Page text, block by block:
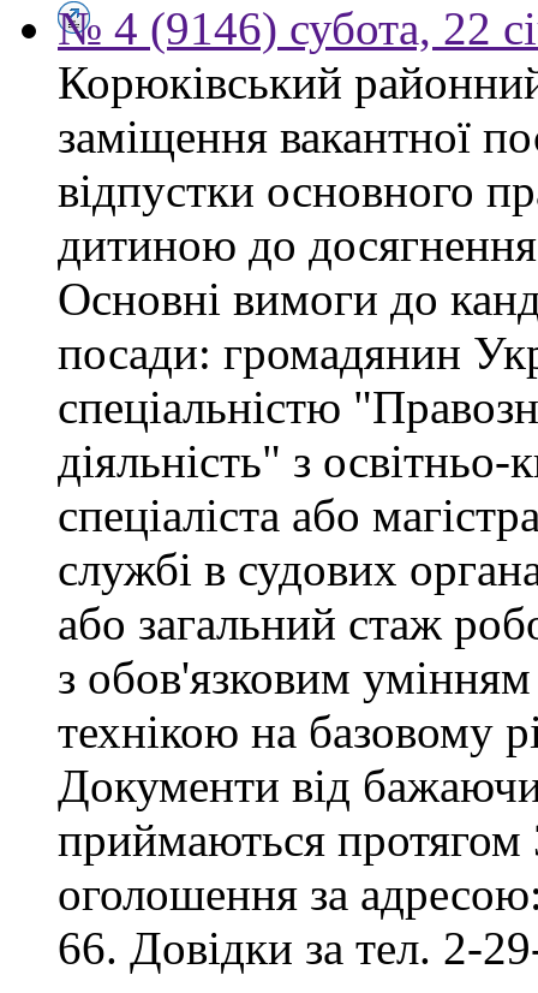
№ 4 (9146) субота, 22
Корюківський
заміщення вакантної
відпустки основного
дитиною до
Основні вимоги до
посади: громадянин
спеціальністю
діяльність" з
спеціаліста або
службі в судових
або загальний стаж
з обов'язковим
технікою на базовому
Документи від
приймаються протягом
оголошення за
66. Довідки за тел. 2-